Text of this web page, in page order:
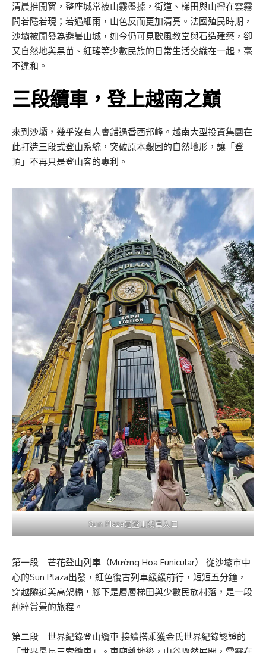
清晨推開窗，整座城常被山霧盤據，街道、梯田與山巒在雲霧
間若隱若現；若遇細雨，山色反而更加清亮。法國殖民時期，
沙壩被開發為避暑山城，如今仍可見歐風教堂與石造建築，卻
又自然地與黑苗、紅瑤等少數民族的日常生活交織在一起，毫
不違和。
三段纜車，登上越南之巔
來到沙壩，幾乎沒有人會錯過番西邦峰。越南大型投資集團在
此打造三段式登山系統，突破原本艱困的自然地形，讓「登
頂」不再只是登山客的專利。
Sun Plaza是登山纜車入口
第一段｜芒花登山列車（Mường Hoa Funicular） 從沙壩市中
心的Sun Plaza出發，紅色復古列車緩緩前行，短短五分鐘，
穿越隧道與高架橋，腳下是層層梯田與少數民族村落，是一段
純粹賞景的旅程。
第二段｜世界紀錄登山纜車 接續搭乘獲金氏世界紀錄認證的